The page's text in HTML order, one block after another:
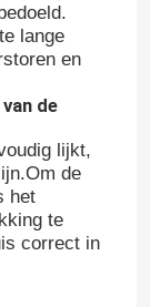
lange
en
de
lijkt,
de
het
te
correct in